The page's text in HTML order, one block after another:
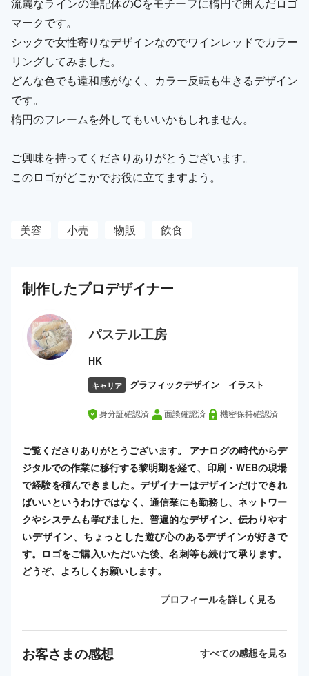
マークです。
シックで女性寄りなデザインなのでワインレッドでカラー
リングしてみました。
どんな色でも違和感がなく、カラー反転も生きるデザイン
です。
楕円のフレームを外してもいいかもしれません。
ご興味を持ってくださりありがとうございます。
このロゴがどこかでお役に立てますよう。
美容 小売 物販 飲食
制作したプロデザイナー
パステル工房
HK
キャリア グラフィックデザイン イラスト
身分証確認済 面談確認済 機密保持確認済
ご覧くださりありがとうございます。 アナログの時代からデ
ジタルでの作業に移行する黎明期を経て、印刷・WEBの現場
で経験を積んできました。デザイナーはデザインだけできれ
ばいいというわけではなく、通信業にも勤務し、ネットワー
クやシステムも学びました。普遍的なデザイン、伝わりやす
いデザイン、ちょっとした遊び心のあるデザインが好きで
す。ロゴをご購入いただいた後、名刺等も続けて承ります。
どうぞ、よろしくお願いします。
プロフィールを詳しく見る
お客さまの感想 すべての感想を見る